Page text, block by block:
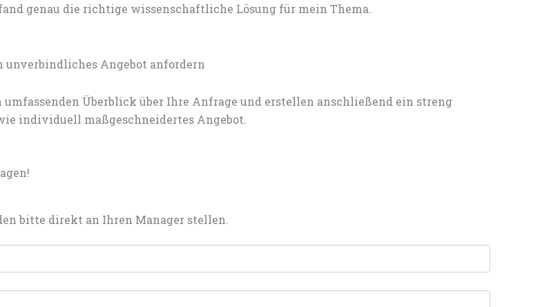
genau die richtige wissenschaftliche Lösung für mein Thema.
unverbindliches Angebot anfordern
Überblick über Ihre Anfrage und erstellen anschließend ein streng
individuell maßgeschneidertes Angebot.
bitte direkt an Ihren Manager stellen.